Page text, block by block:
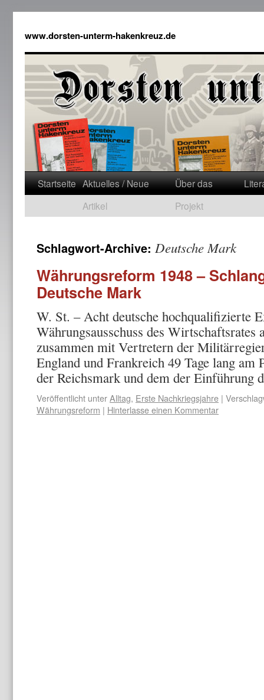
www.dorsten-unterm-hakenkreuz.de
Startseite Aktuelles / Neue
Artikel
Über das
Projekt
Schlagwort-Archive: Deutsche Mark
Währungsreform 1948 –
Deutsche Mark
W. St. – Acht deutsche hochqualifizierte
Währungsausschuss des Wirtschafts­rates
zusammen mit Vertretern der
England und Frankreich 49 Tage lang
der Reichsmark und dem der
Veröffentlicht unterAlltag, Erste Nachkriegsjahre |
Währungsreform | Hinterlasse einen Kommentar